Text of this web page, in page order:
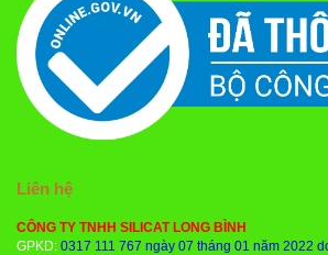
Liên hệ
CÔNG TY TNHH SILICAT LONG BÌNH
GPKD: 0317 111 767 ngày 07 tháng 01 năm 2022